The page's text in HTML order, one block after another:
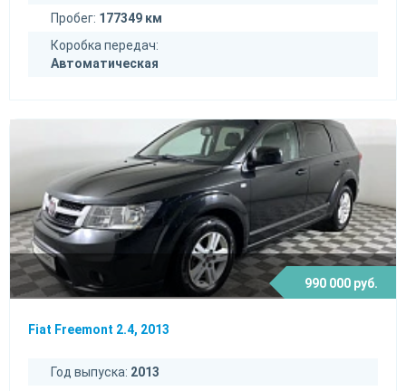
Пробег: 177349 км
Коробка передач:
Автоматическая
990 000 руб.
Fiat Freemont 2.4, 2013
Год выпуска: 2013